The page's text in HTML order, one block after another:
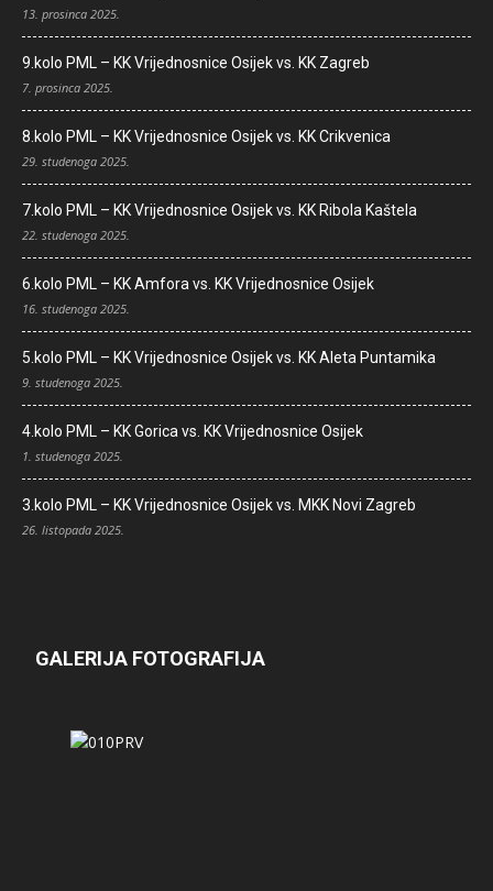
13. prosinca 2025.
9.kolo PML – KK Vrijednosnice Osijek vs. KK Zagreb
7. prosinca 2025.
8.kolo PML – KK Vrijednosnice Osijek vs. KK Crikvenica
29. studenoga 2025.
7.kolo PML – KK Vrijednosnice Osijek vs. KK Ribola Kaštela
22. studenoga 2025.
6.kolo PML – KK Amfora vs. KK Vrijednosnice Osijek
16. studenoga 2025.
5.kolo PML – KK Vrijednosnice Osijek vs. KK Aleta Puntamika
9. studenoga 2025.
4.kolo PML – KK Gorica vs. KK Vrijednosnice Osijek
1. studenoga 2025.
3.kolo PML – KK Vrijednosnice Osijek vs. MKK Novi Zagreb
26. listopada 2025.
GALERIJA FOTOGRAFIJA